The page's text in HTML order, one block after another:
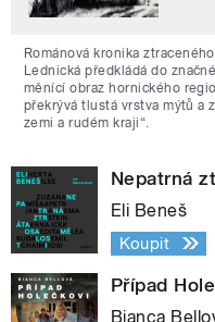
Románová kronika
Lednická předkládá do
měnící obraz hornického
překrývá tlustá vrstva mýtů a
zemi a rudém kraji“.
Nepatrná
Eli Beneš
Koupit
Případ
Bianca